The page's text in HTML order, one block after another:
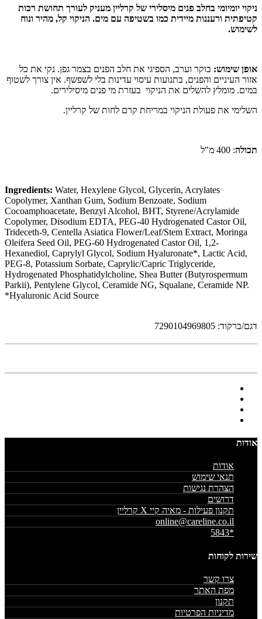
ניקוי יומיומי בחלב פנים מיסלירי של קרליין מעניק לעורך תחושת רכות
קטיפתית ורעננות מיידית כמו בשטיפה עם מים. הניקוי קל, מהיר ונוח
לשימוש.
אופן שימוש: בוקר וערב, הספיגי את חלב הפנים בצמר גפן. נקי את כל
אזור העיניים והפנים, בתנועות עיסוי עדינות בלי לשפשף. אין צורך לשטוף
במים. מומלץ להשלים את הניקוי בעזרת מי פנים מיסילירים.
השלימי את פעולת הניקוי במריחת קרם לחות של קרליין.
תכולה: 400 מ"ל
Ingredients: Water, Hexylene Glycol, Glycerin, Acrylates
Copolymer, Xanthan Gum, Sodium Benzoate, Sodium
Cocoamphoacetate, Benzyl Alcohol, BHT, Styrene/Acrylamide
Copolymer, Disodium EDTA, PEG-40 Hydrogenated Castor Oil,
Trideceth-9, Centella Asiatica Flower/Leaf/Stem Extract, Moringa
Oleifera Seed Oil, PEG-60 Hydrogenated Castor Oil, 1,2-
Hexanediol, Caprylyl Glycol, Sodium Hyaluronate*, Lactic Acid,
PEG-8, Potassium Sorbate, Caprylic/Capric Triglyceride,
Hydrogenated Phosphatidylcholine, Shea Butter (Butyrospermum
Parkii), Pentylene Glycol, Ceramide NG, Squalane, Ceramide NP.
*Hyaluronic Acid Source
דגם/ברקוד: 7290104969805
אודות
אודות
תנאי שימוש
הצהרת נגישות
דרושים
תקנון פעילות - מאיה קיי X קרליין
online@careline.co.il
*5843
שירות לקוחות
צרו קשר
מפת האתר
תקנון
מדיניות הפרטיות